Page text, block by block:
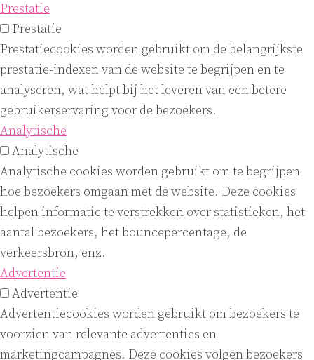
Prestatie
Prestatie
Prestatiecookies worden gebruikt om de belangrijkste
prestatie-indexen van de website te begrijpen en te
analyseren, wat helpt bij het leveren van een betere
gebruikerservaring voor de bezoekers.
Analytische
Analytische
Analytische cookies worden gebruikt om te begrijpen
hoe bezoekers omgaan met de website. Deze cookies
helpen informatie te verstrekken over statistieken, het
aantal bezoekers, het bouncepercentage, de
verkeersbron, enz.
Advertentie
Advertentie
Advertentiecookies worden gebruikt om bezoekers te
voorzien van relevante advertenties en
marketingcampagnes. Deze cookies volgen bezoekers